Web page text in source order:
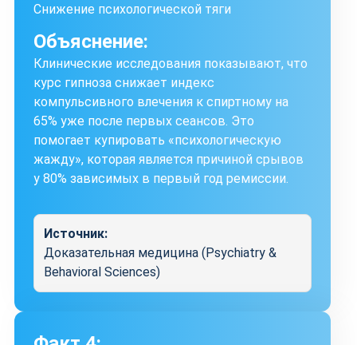
Снижение психологической тяги
Объяснение:
Клинические исследования показывают, что
курс гипноза снижает индекс
компульсивного влечения к спиртному на
65% уже после первых сеансов. Это
помогает купировать «психологическую
жажду», которая является причиной срывов
у 80% зависимых в первый год ремиссии.
Источник:
Доказательная медицина (Psychiatry &
Behavioral Sciences)